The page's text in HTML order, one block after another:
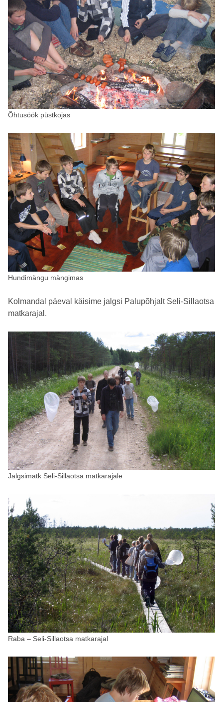
Õhtusöök püstkojas
Hundimängu mängimas
Kolmandal päeval käisime jalgsi Palupõhjalt Seli-Sillaotsa
matkarajal.
Jalgsimatk Seli-Sillaotsa matkarajale
Raba – Seli-Sillaotsa matkarajal